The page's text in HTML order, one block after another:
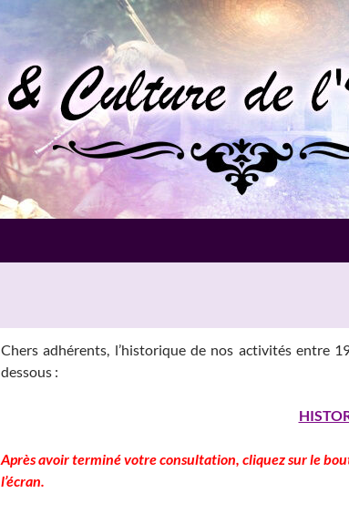
Chers adhérents, l’historique de nos activités entre
dessous :
Après avoir terminé votre consultation, cliquez sur le
l’écran.